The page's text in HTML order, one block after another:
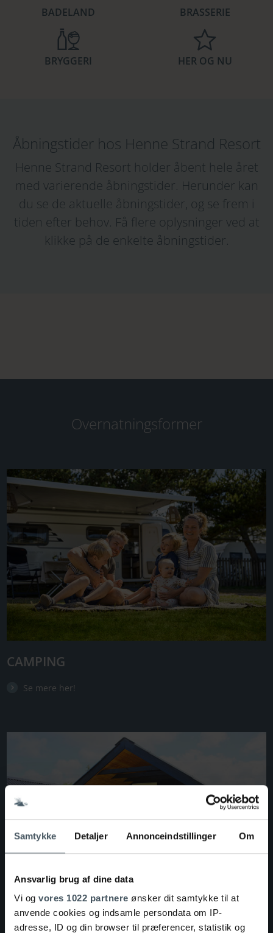
Samtykke Detaljer Annonceindstillinger Om
Ansvarlig brug af dine data
Vi og vores 1022 partnere ønsker dit samtykke til at
anvende cookies og indsamle persondata om IP-
adresse, ID og din browser til præferencer, statistik og
BADELAND BRASSERIE
BRYGGERI HER OG NU
Åbningstider hos Henne Strand Resort
Henne Strand Resort holder åbent hele året
med varierende åbningstider. Herunder kan
du se de aktuelle åbningstider, og se frem i
tiden efter behov. Få flere oplysninger ved at
klikke på de enkelte åbningstider.
Overnatningsformer
CAMPING
Se mere her!
LODGES · Hytter